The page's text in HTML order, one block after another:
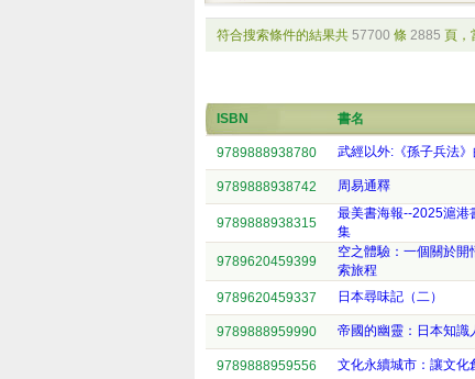
符合搜索條件的結果共 57700 條 2885 頁，
ISBN 書名
9789888938780 武經以外:《孫子兵法
9789888938742 周易通釋
9789888938315
最美書海報--2025滬港
集
9789620459399
空之體驗：一個關於
索旅程
9789620459337 日本尋味記（二）
9789888959990 帝國的幽靈：日本知識
9789888959556 文化永續城市：讓文化